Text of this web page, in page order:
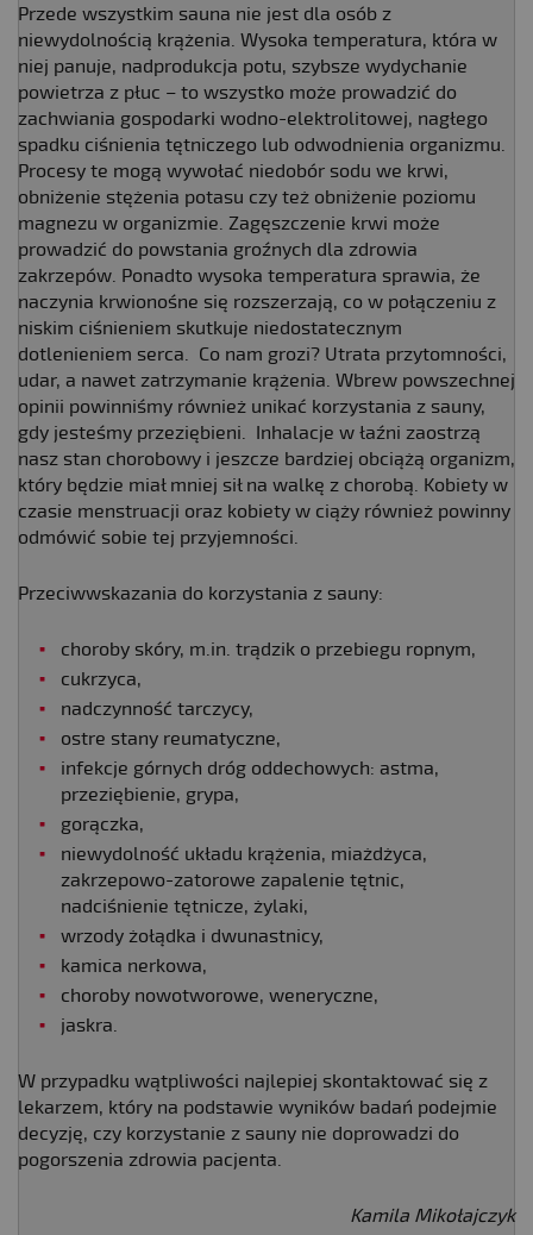
Przede wszystkim sauna nie jest dla osób z
niewydolnością krążenia. Wysoka temperatura, która w
niej panuje, nadprodukcja potu, szybsze wydychanie
powietrza z płuc – to wszystko może prowadzić do
zachwiania gospodarki wodno-elektrolitowej, nagłego
spadku ciśnienia tętniczego lub odwodnienia organizmu.
Procesy te mogą wywołać niedobór sodu we krwi,
obniżenie stężenia potasu czy też obniżenie poziomu
magnezu w organizmie. Zagęszczenie krwi może
prowadzić do powstania groźnych dla zdrowia
zakrzepów. Ponadto wysoka temperatura sprawia, że
naczynia krwionośne się rozszerzają, co w połączeniu z
niskim ciśnieniem skutkuje niedostatecznym
dotlenieniem serca. Co nam grozi? Utrata przytomności,
udar, a nawet zatrzymanie krążenia. Wbrew powszechnej
opinii powinniśmy również unikać korzystania z sauny,
gdy jesteśmy przeziębieni. Inhalacje w łaźni zaostrzą
nasz stan chorobowy i jeszcze bardziej obciążą organizm,
który będzie miał mniej sił na walkę z chorobą. Kobiety w
czasie menstruacji oraz kobiety w ciąży również powinny
odmówić sobie tej przyjemności.
Przeciwwskazania do korzystania z sauny:
choroby skóry, m.in. trądzik o przebiegu ropnym,
cukrzyca,
nadczynność tarczycy,
ostre stany reumatyczne,
infekcje górnych dróg oddechowych: astma,
przeziębienie, grypa,
gorączka,
niewydolność układu krążenia, miażdżyca,
zakrzepowo-zatorowe zapalenie tętnic,
nadciśnienie tętnicze, żylaki,
wrzody żołądka i dwunastnicy,
kamica nerkowa,
choroby nowotworowe, weneryczne,
jaskra.
W przypadku wątpliwości najlepiej skontaktować się z
lekarzem, który na podstawie wyników badań podejmie
decyzję, czy korzystanie z sauny nie doprowadzi do
pogorszenia zdrowia pacjenta.
Kamila Mikołajczyk